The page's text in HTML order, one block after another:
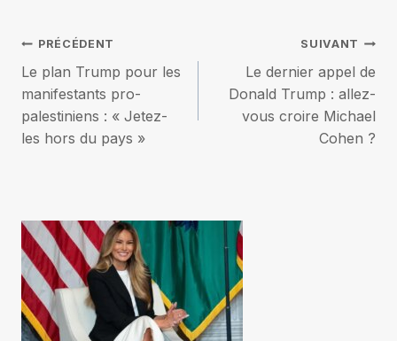
Navigation
de
l’article
PRÉCÉDENT
Le plan Trump pour les
manifestants pro-
palestiniens : « Jetez-
les hors du pays »
SUIVANT
Le dernier appel de
Donald Trump : allez-
vous croire Michael
Cohen ?